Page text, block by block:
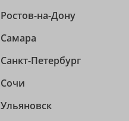
Ростов-на-Дону
Самара
Санкт-Петербург
Сочи
Ульяновск